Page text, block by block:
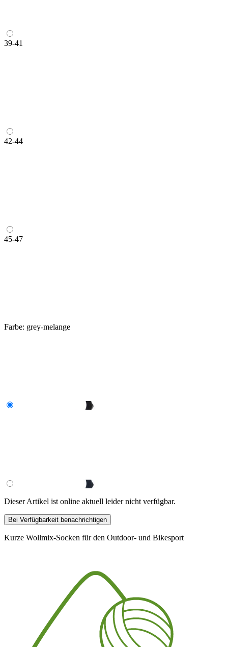
39-41
42-44
45-47
Farbe: grey-melange
Dieser Artikel ist online aktuell leider nicht verfügbar.
Bei Verfügbarkeit benachrichtigen
Kurze Wollmix-Socken für den Outdoor- und Bikesport